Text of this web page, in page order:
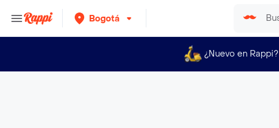
Bogotá
¿Nuevo en Rappi?